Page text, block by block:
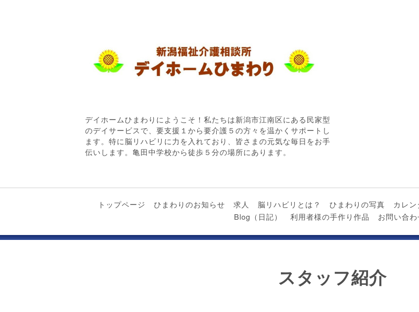
デイホームひまわりにようこそ！私たちは新潟市江南区にある民家型
のデイサービスで、要支援１から要介護５の方々を温かくサポートし
ます。特に脳リハビリに力を入れており、皆さまの元気な毎日をお手
伝いします。亀田中学校から徒歩５分の場所にあります。
トップページ ひまわりのお知らせ 求人 脳リハビリとは？ ひまわりの写真 カレン
Blog（日記）
利用者様の手作り作品 お問い合わ
スタッフ紹介